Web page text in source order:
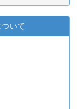
いて